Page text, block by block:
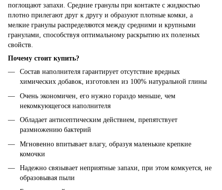
поглощают запахи. Средние гранулы при контакте с жидкостью
плотно прилегают друг к другу и образуют плотные комки, а
мелкие гранулы распределяются между средними и крупными
гранулами, способствуя оптимальному раскрытию их полезных
свойств.
Почему стоит купить?
Состав наполнителя гарантирует отсутствие вредных
химических добавок, изготовлен из 100% натуральной глины
Очень экономичен, его нужно гораздо меньше, чем
некомкующегося наполнителя
Обладает антисептическим действием, препятствует
размножению бактерий
Мгновенно впитывает влагу, образуя маленькие крепкие
комочки
Надежно связывает неприятные запахи, при этом комкуется, не
образовывая пыли